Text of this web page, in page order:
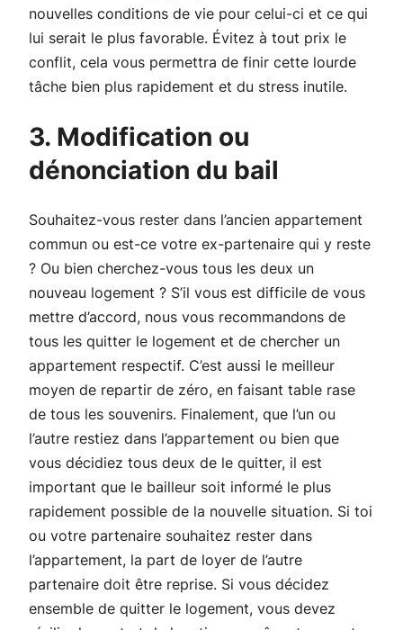
nouvelles conditions de vie pour celui-ci et ce qui
lui serait le plus favorable. Évitez à tout prix le
conflit, cela vous permettra de finir cette lourde
tâche bien plus rapidement et du stress inutile.
3. Modification ou
dénonciation du bail
Souhaitez-vous rester dans l’ancien appartement
commun ou est-ce votre ex-partenaire qui y reste
? Ou bien cherchez-vous tous les deux un
nouveau logement ? S’il vous est difficile de vous
mettre d’accord, nous vous recommandons de
tous les quitter le logement et de chercher un
appartement respectif. C’est aussi le meilleur
moyen de repartir de zéro, en faisant table rase
de tous les souvenirs. Finalement, que l’un ou
l’autre restiez dans l’appartement ou bien que
vous décidiez tous deux de le quitter, il est
important que le bailleur soit informé le plus
rapidement possible de la nouvelle situation. Si toi
ou votre partenaire souhaitez rester dans
l’appartement, la part de loyer de l’autre
partenaire doit être reprise. Si vous décidez
ensemble de quitter le logement, vous devez